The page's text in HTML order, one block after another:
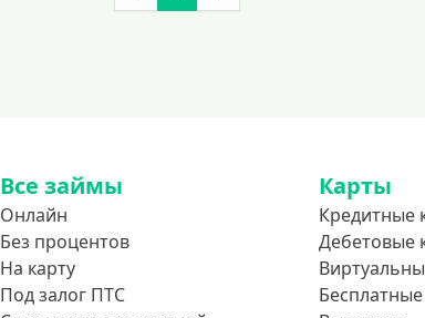
Все займы
Онлайн
Без процентов
На карту
Под залог ПТС
Карты
Кредитные
Дебетовые
Бесплатные